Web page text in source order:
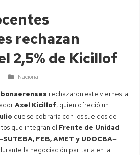
rechazan
2,5% de Kicillof
Nacional
rechazaron este viernes la
Axel Kicillof, quien ofreció un
que se cobraría con los sueldos de
que integran el Frente de Unidad
SUTEBA, FEB, AMET y UDOCBA—
la negociación paritaria en la